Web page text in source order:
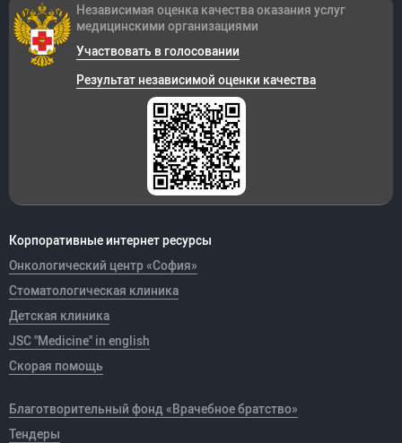
Корпоративные интернет ресурсы
Онкологический центр «София»
Стоматологическая клиника
Детская клиника
JSC "Medicine" in english
Скорая помощь
Благотворительный фонд «Врачебное братство»
Тендеры
Независимая оценка качества оказания услуг
медицинскими организациями
Участвовать в голосовании
Результат независимой оценки качества